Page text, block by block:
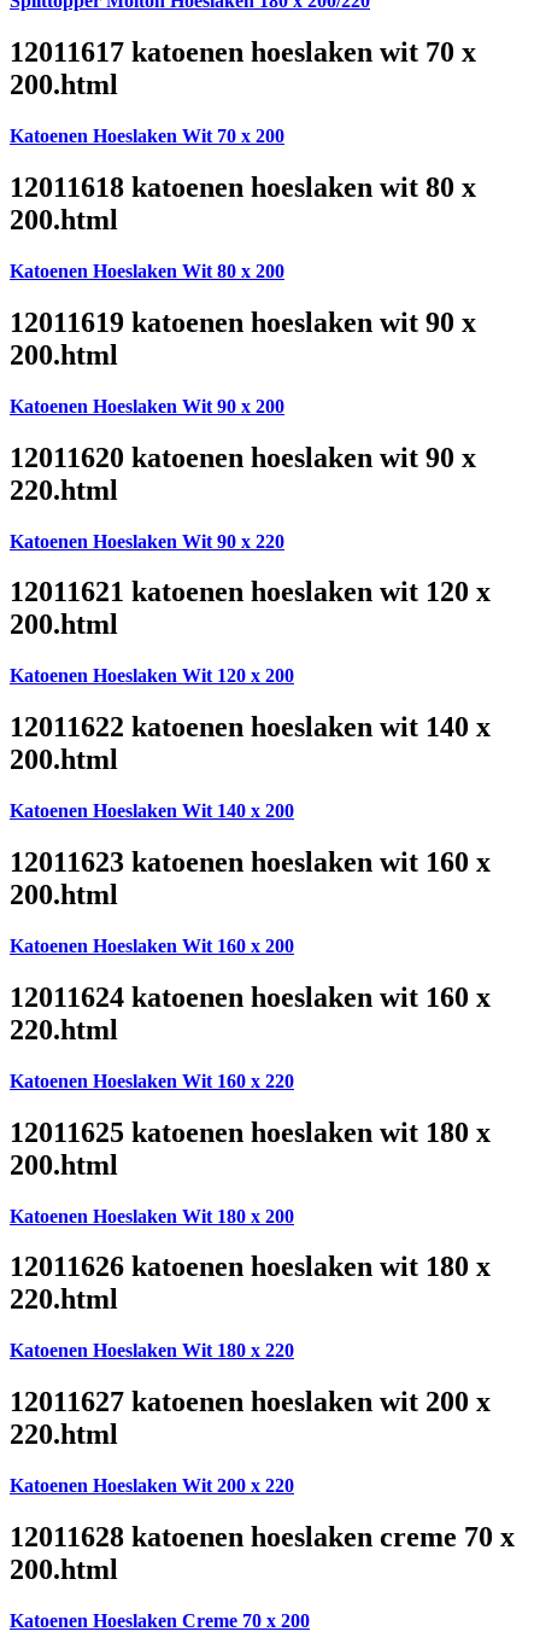
12011617 katoenen hoeslaken wit 70 x
200.html
Katoenen Hoeslaken Wit 70 x 200
12011618 katoenen hoeslaken wit 80 x
200.html
Katoenen Hoeslaken Wit 80 x 200
12011619 katoenen hoeslaken wit 90 x
200.html
Katoenen Hoeslaken Wit 90 x 200
12011620 katoenen hoeslaken wit 90 x
220.html
Katoenen Hoeslaken Wit 90 x 220
12011621 katoenen hoeslaken wit 120 x
200.html
Katoenen Hoeslaken Wit 120 x 200
12011622 katoenen hoeslaken wit 140 x
200.html
Katoenen Hoeslaken Wit 140 x 200
12011623 katoenen hoeslaken wit 160 x
200.html
Katoenen Hoeslaken Wit 160 x 200
12011624 katoenen hoeslaken wit 160 x
220.html
Katoenen Hoeslaken Wit 160 x 220
12011625 katoenen hoeslaken wit 180 x
200.html
Katoenen Hoeslaken Wit 180 x 200
12011626 katoenen hoeslaken wit 180 x
220.html
Katoenen Hoeslaken Wit 180 x 220
12011627 katoenen hoeslaken wit 200 x
220.html
Katoenen Hoeslaken Wit 200 x 220
12011628 katoenen hoeslaken creme 70 x
200.html
Katoenen Hoeslaken Creme 70 x 200